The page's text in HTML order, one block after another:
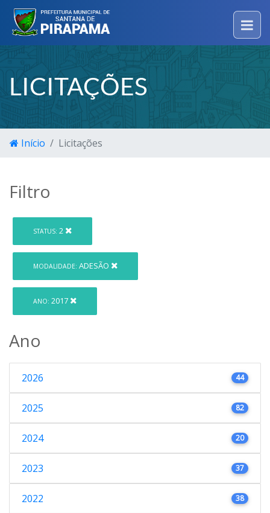
LICITAÇÕES
Início Licitações
Filtro
STATUS: 2
MODALIDADE: ADESÃO
ANO: 2017
Ano
2026 44
2025 82
2024 20
2023 37
2022 38